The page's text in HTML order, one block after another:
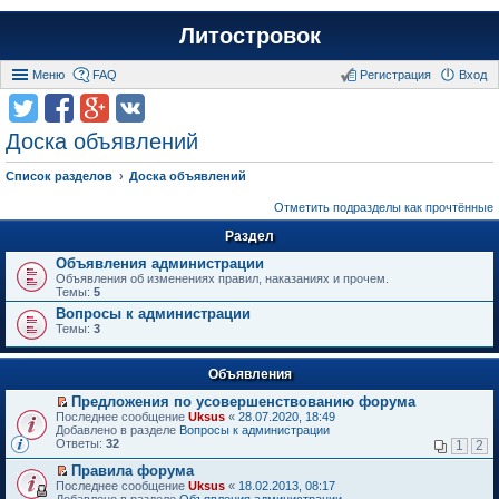
Литостровок
Меню FAQ Вход
Регистрация
Доска объявлений
Список разделов Доска объявлений
Отметить подразделы как прочтённые
Раздел
Объявления администрации
Объявления об изменениях правил, наказаниях и прочем.
Темы: 5
Вопросы к администрации
Темы: 3
Объявления
П
е
р
й
т
и
Предложения по усовершенствованию форума
Последнее сообщение Uksus « 28.07.2020, 18:49
Добавлено в разделе Вопросы к администрации
Ответы: 32 1 2
П
е
Правила форума
Последнее сообщение Uksus « 18.02.2013, 08:17